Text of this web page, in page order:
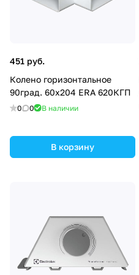
451 руб.
Колено горизонтальное
90град. 60х204 ERA 620КГП
0 0 В наличии
В корзину